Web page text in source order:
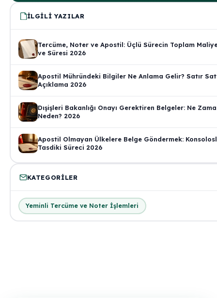
İLGILI YAZILAR
Tercüme, Noter ve Apostil: Üçlü Sürecin Toplam
ve Süresi 2026
Apostil Mühründeki Bilgiler Ne Anlama Gelir? Satır
Açıklama 2026
Dışişleri Bakanlığı Onayı Gerektiren Belgeler: Ne
Neden? 2026
Apostil Olmayan Ülkelere Belge Göndermek:
Tasdiki Süreci 2026
KATEGORILER
Yeminli Tercüme ve Noter İşlemleri